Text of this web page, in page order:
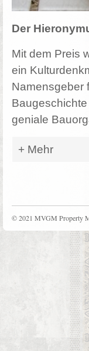
Der
Mit dem Preis
ein
Namensgeber
geniale
Mehr
© 2021 MVGM Property